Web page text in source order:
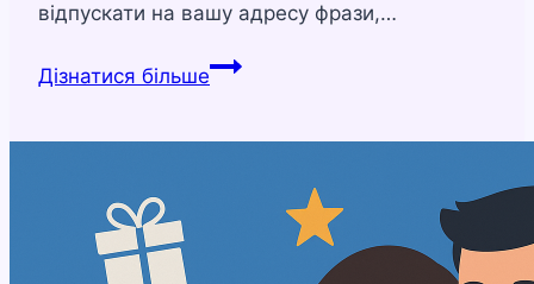
відпускати на вашу адресу фрази,…
Дізнатися більше11
говорити